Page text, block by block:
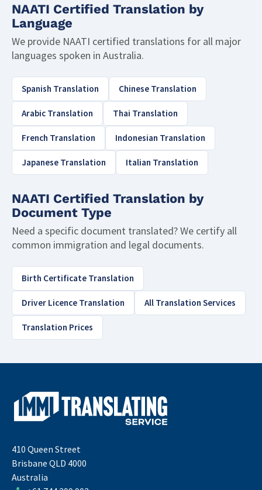
NAATI Certified Translation by
Language
We provide NAATI certified translations for all major
languages spoken in Australia.
Spanish Translation Chinese Translation
Arabic Translation Thai Translation
French Translation Indonesian Translation
Japanese Translation Italian Translation
NAATI Certified Translation by
Document Type
Need a specific document translated? We certify all
common immigration and legal documents.
Birth Certificate Translation
Driver Licence Translation All Translation Services
Translation Prices
410 Queen Street
Brisbane QLD 4000
Australia